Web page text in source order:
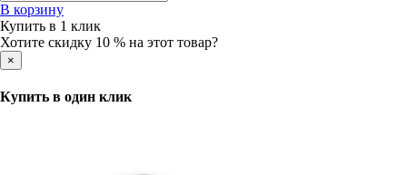
В корзину
Купить в 1 клик
Хотите скидку 10 % на этот товар?
×
Купить в один клик